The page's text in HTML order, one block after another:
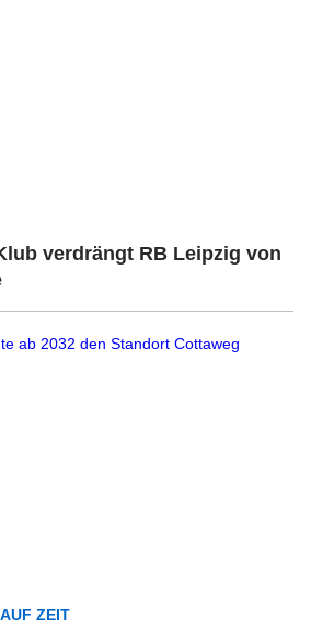
verdrängt RB Leipzig von
ZEIT